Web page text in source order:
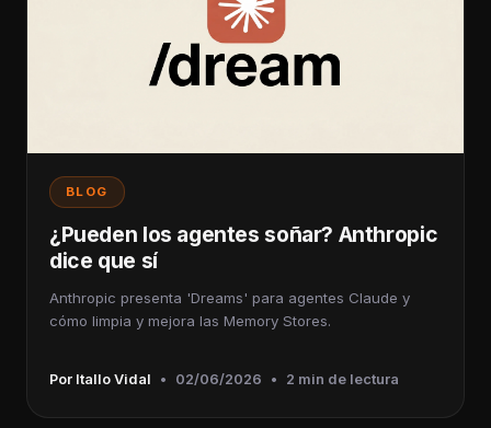
BLOG
¿Pueden los agentes soñar? Anthropic
dice que sí
Anthropic presenta 'Dreams' para agentes Claude y
cómo limpia y mejora las Memory Stores.
Por Itallo Vidal • 02/06/2026 • 2 min de lectura